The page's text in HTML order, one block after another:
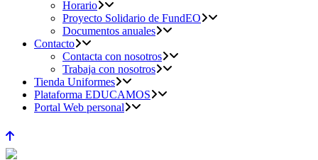
Horario
Proyecto Solidario de FundEO
Documentos anuales
Contacto
Contacta con nosotros
Trabaja con nosotros
Tienda Uniformes
Plataforma EDUCAMOS
Portal Web personal